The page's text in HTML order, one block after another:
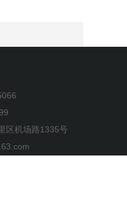
区机场路1335号